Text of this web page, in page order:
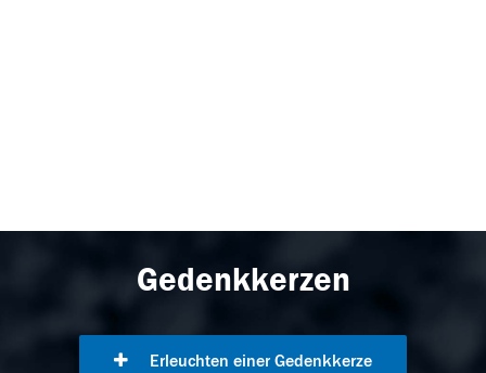
Gedenkkerzen
Erleuchten einer Gedenkkerze